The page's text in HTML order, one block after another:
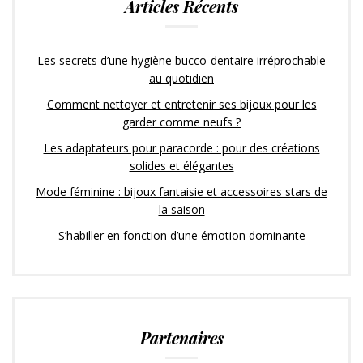
Articles Récents
Les secrets d’une hygiène bucco-dentaire irréprochable
au quotidien
Comment nettoyer et entretenir ses bijoux pour les
garder comme neufs ?
Les adaptateurs pour paracorde : pour des créations
solides et élégantes
Mode féminine : bijoux fantaisie et accessoires stars de
la saison
S’habiller en fonction d’une émotion dominante
Partenaires